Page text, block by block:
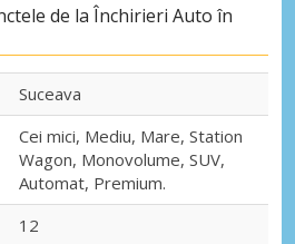
de la Închirieri Auto în
Suceava
Cei mici, Mediu, Mare, Station
Wagon, Monovolume, SUV,
Automat, Premium.
12